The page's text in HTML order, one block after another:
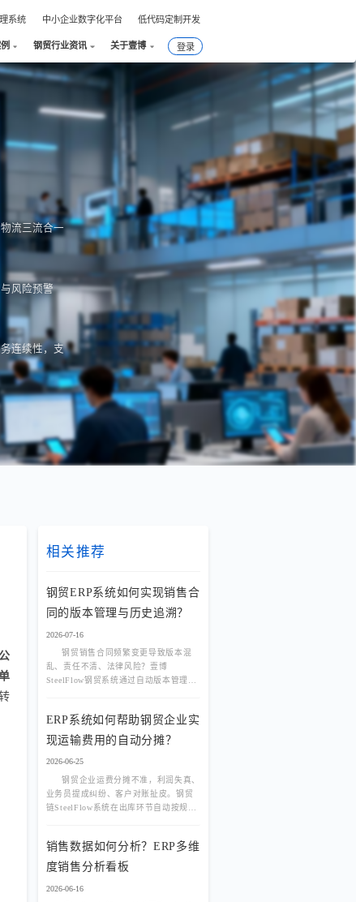
系统 中小企业数字化平台 低代码定制开发
钢贸行业资讯 关于壹博 登录
流三流合一
风险预警
连续性，支
相关推荐
钢贸ERP系统如何实现销售合
同的版本管理与历史追溯？
2026-07-16
钢贸销售合同频繁变更导致版本混
乱、责任不清、法律风险？壹博
SteelFlow钢贸系统通过自动版本管理
ERP系统如何帮助钢贸企业实
现运输费用的自动分摊？
2026-06-25
钢贸企业运费分摊不准，利润失真、
业务员提成纠纷、客户对账扯皮。钢贸
链SteelFlow系统在出库环节自动按规则
销售数据如何分析？ERP多维
度销售分析看板
2026-06-16